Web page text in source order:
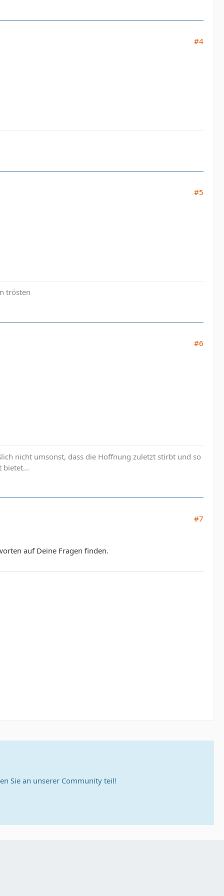
#4
#5
trösten
#6
nicht umsonst, dass die Hoffnung zuletzt stirbt und so
bietet...
#7
auf Deine Fragen finden.
Sie an unserer Community teil!